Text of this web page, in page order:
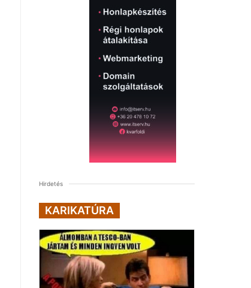
Hirdetés
KARIKATÚRA